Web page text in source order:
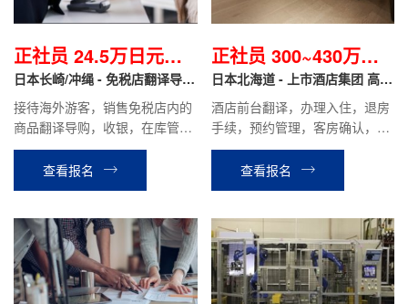
正社员 24.5万日元起/
月
日本长崎/冲绳 - 免税店翻译导购
正社员
接待海外游客，销售免税店内的
商品翻译导购，收银，在库管理
等工作。
查看报名
正社员 300~430万日
元/年
日本北海道 - 上市酒店集团 高端
度假酒店 正社员
酒店前台翻译，办理入住，退房
手续，预约管理，客房确认，餐
厅接待等相关工作。
查看报名